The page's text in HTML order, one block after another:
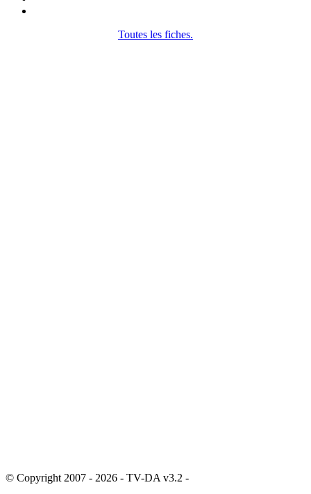
Toutes les fiches.
© Copyright 2007 - 2026 - TV-DA v3.2 -